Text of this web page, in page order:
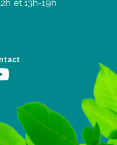
et 13h-19h
terredentente/
www.instagram.com/
https://youtu.be/